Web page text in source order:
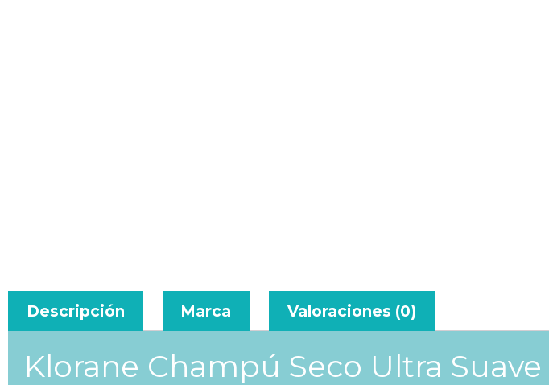
Descripción Marca Valoraciones (0)
Klorane Champú Seco Ultra